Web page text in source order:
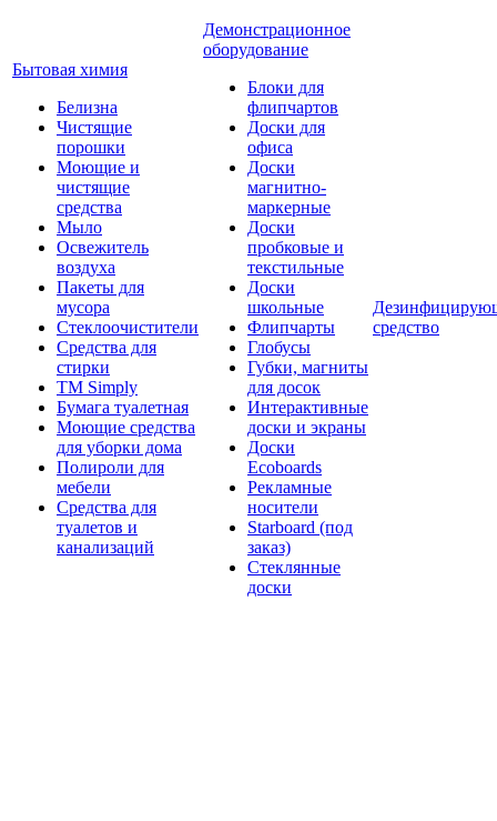
Бытовая химия
Белизна
Чистящие
порошки
Моющие и
чистящие
средства
Мыло
Освежитель
воздуха
Пакеты для
мусора
Стеклоочистители
Средства для
стирки
TM Simply
Бумага туалетная
Моющие средства
для уборки дома
Полироли для
мебели
Средства для
туалетов и
канализаций
Демонстрационное
оборудование
Блоки для
флипчартов
Доски для
офиса
Доски
магнитно-
маркерные
Доски
пробковые и
текстильные
Доски
школьные
Флипчарты
Глобусы
Губки, магниты
для досок
Интерактивные
доски и экраны
Доски
Ecoboards
Рекламные
носители
Starboard (под
заказ)
Стеклянные
доски
средство